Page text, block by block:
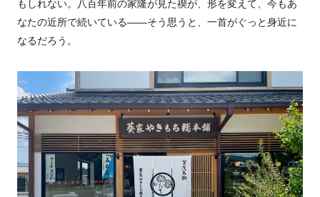
もしれない。八百年前の家隆が見た禊が、形を変えて、今もあ
なたの近所で続いている――そう思うと、一首がぐっと身近に
なるだろう。